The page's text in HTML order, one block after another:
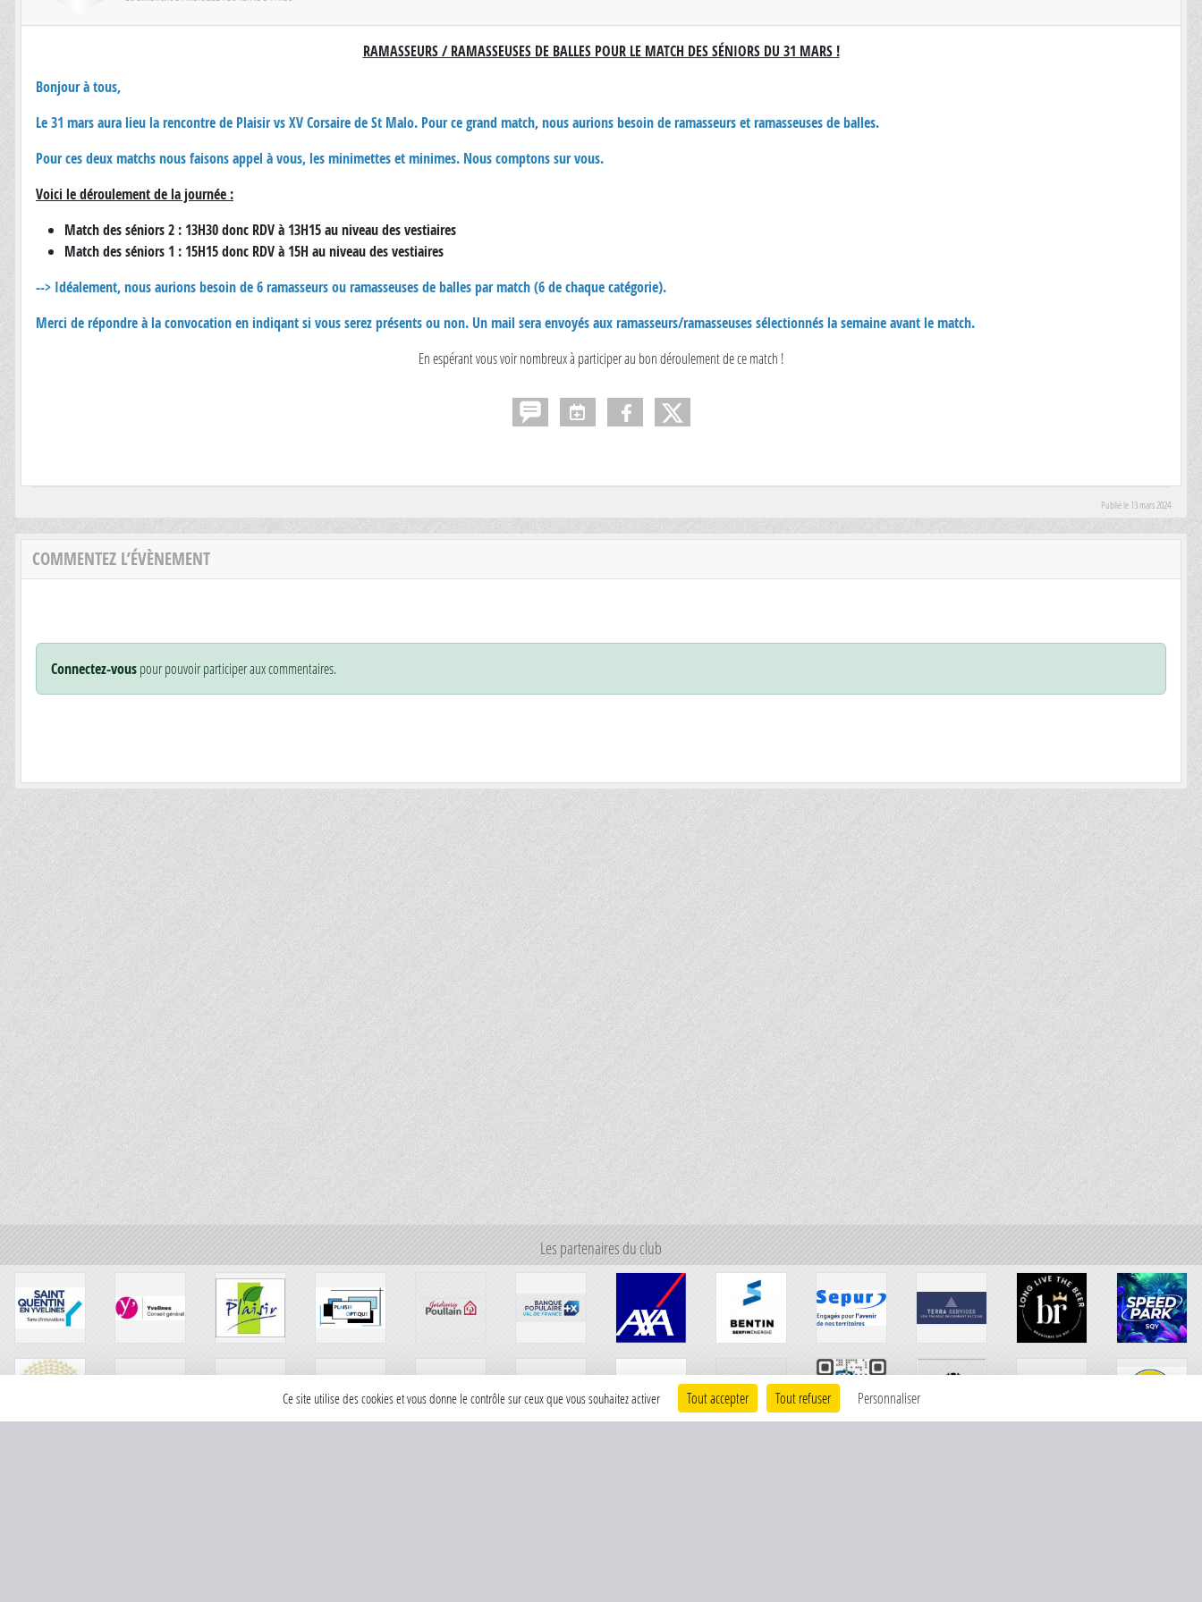
RAMASSEURS / RAMASSEUSES DE BALLES POUR LE MATCH DES SÉNIORS DU 31 MARS !
Bonjour à tous,
Le 31 mars aura lieu la rencontre de Plaisir vs XV Corsaire de St Malo. Pour ce grand match, nous aurions besoin de ramasseurs et ramasseuses de balles.
Pour ces deux matchs nous faisons appel à vous, les minimettes et minimes. Nous comptons sur vous.
Voici le déroulement de la journée :
Match des séniors 2 : 13H30 donc RDV à 13H15 au niveau des vestiaires
Match des séniors 1 : 15H15 donc RDV à 15H au niveau des vestiaires
--> Idéalement, nous aurions besoin de 6 ramasseurs ou ramasseuses de balles par match (6 de chaque catégorie).
Merci de répondre à la convocation en indiqant si vous serez présents ou non. Un mail sera envoyés aux ramasseurs/ramasseuses sélectionnés la semaine avant le match.
En espérant vous voir nombreux à participer au bon déroulement de ce match !
Publié le 13 mars 2024
COMMENTEZ L’ÉVÈNEMENT
Connectez-vouspour pouvoir participer aux commentaires.
Les partenaires du club
Ce site utilise des cookies et vous donne le contrôle sur ceux que vous souhaitez activer Tout accepter Tout refuser Personnaliser